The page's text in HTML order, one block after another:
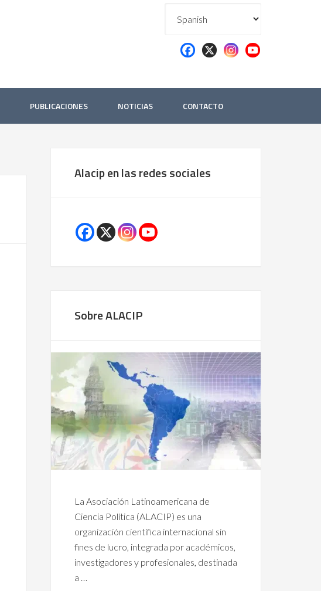
PUBLICACIONES NOTICIAS CONTACTO
Alacip en las redes sociales
Sobre ALACIP
La Asociación Latinoamericana de
Ciencia Política (ALACIP) es una
organización científica internacional sin
fines de lucro, integrada por académicos,
investigadores y profesionales, destinada
a …